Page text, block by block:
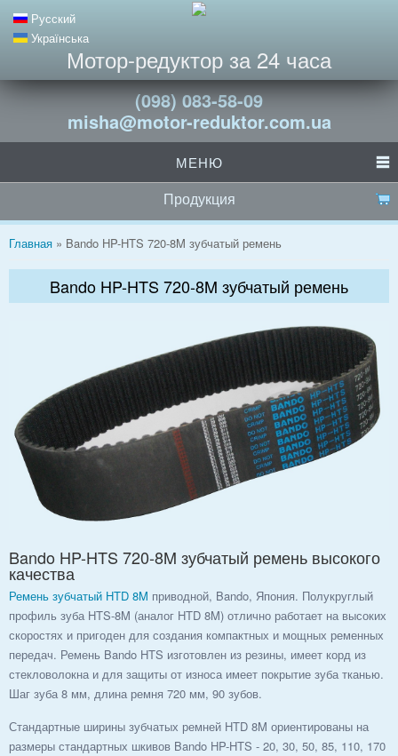
Русский
Українська
Мотор-редуктор за 24 часа
(098) 083-58-09
misha@motor-reduktor.com.ua
МЕНЮ
Продукция
Вы здесь
Главная » Bando HP-HTS 720-8M зубчатый ремень
Bando HP-HTS 720-8M зубчатый ремень
Bando HP-HTS 720-8M зубчатый ремень высокого
качества
Ремень зубчатый HTD 8M приводной, Bando, Япония. Полукруглый
профиль зуба HTS-8M (аналог HTD 8M) отлично работает на высоких
скоростях и пригоден для создания компактных и мощных ременных
передач. Ремень Bando HTS изготовлен из резины, имеет корд из
стекловолокна и для защиты от износа имеет покрытие зуба тканью.
Шаг зуба 8 мм, длина ремня 720 мм, 90 зубов.
Стандартные ширины зубчатых ремней HTD 8M ориентированы на
размеры стандартных шкивов Bando HP-HTS - 20, 30, 50, 85, 110, 170